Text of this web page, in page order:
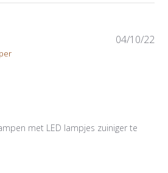
met LED lampjes zuiniger te
P
04/10/22